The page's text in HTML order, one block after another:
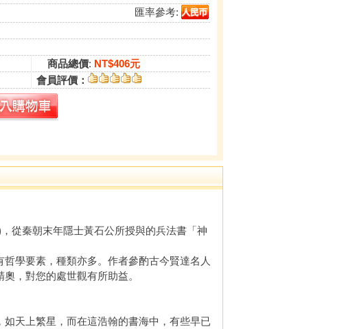
匯率參考:
商品總價: NT$406元
會員評價：
秦朝末年隱士黃石公所授與的兵法書「神
學要素，種類亦多。作者參酌古今賢達名人
，對您的處世觀有所助益。
天上繁星，而在這浩翰的書海中，有些早已